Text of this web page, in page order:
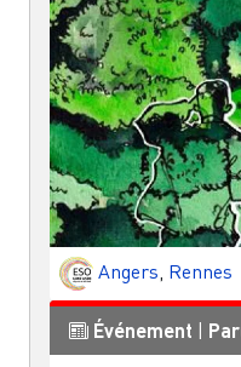
Angers Rennes
Événement